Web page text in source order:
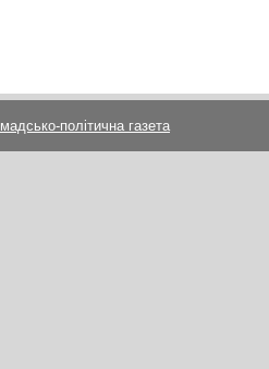
політична газета